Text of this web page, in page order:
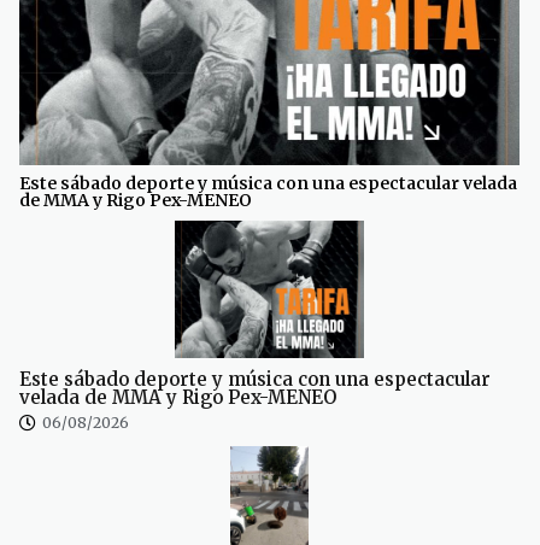
Este sábado deporte y música con una espectacular velada
de MMA y Rigo Pex-MENEO
Este sábado deporte y música con una espectacular
velada de MMA y Rigo Pex-MENEO
06/08/2026